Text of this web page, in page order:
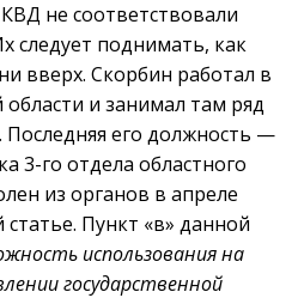
не соответствовали
следует поднимать, как
вверх. Скорбин работал в
и занимал там ряд
Последняя его должность —
3-го отдела областного
из органов в апреле
статье. Пункт «в» данной
использования на
государственной